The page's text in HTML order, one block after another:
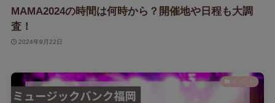
MAMA2024の時間は何時から？開催地や日程も大調
査！
2024年9月22日